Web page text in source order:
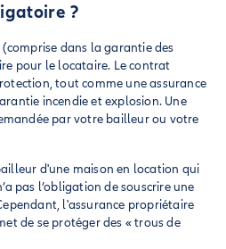
?
dans la garantie des
pour le locataire. Le contrat
tout comme une assurance
incendie et explosion. Une
par votre bailleur ou votre
d'une maison en location qui
pas l’obligation de souscrire une
l'assurance propriétaire
de se protéger des « trous de